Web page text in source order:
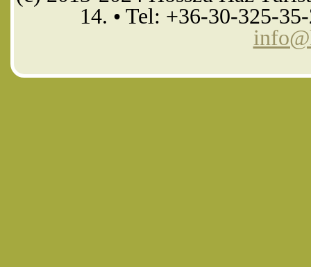
14. • Tel: +36-30-325-